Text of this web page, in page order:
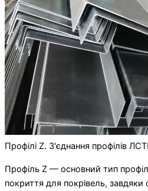
Профілі Z. З'єднання профілів
Профіль Z — основний тип
покриття для покрівель,